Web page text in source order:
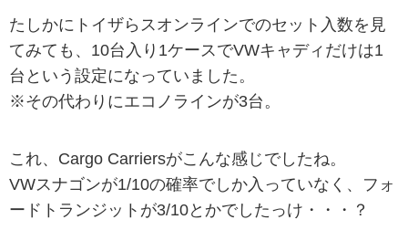
たしかにトイザらスオンラインでのセット入数を見
てみても、10台入り1ケースでVWキャディだけは1
台という設定になっていました。
※その代わりにエコノラインが3台。
これ、Cargo Carriersがこんな感じでしたね。
VWスナゴンが1/10の確率でしか入っていなく、フォ
ードトランジットが3/10とかでしたっけ・・・？